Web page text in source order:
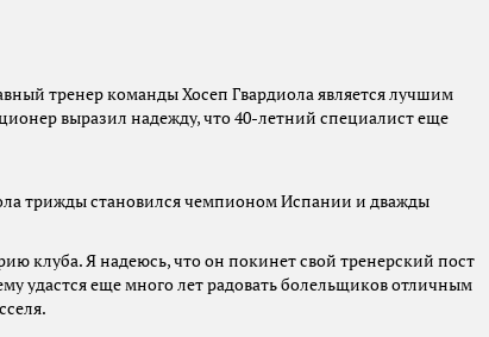
тренер команды Хосеп Гвардиола является лучшим
выразил надежду, что 40-летний специалист еще
трижды становился чемпионом Испании и дважды
клуба. Я надеюсь, что он покинет свой тренерский пост
удастся еще много лет радовать болельщиков отличным